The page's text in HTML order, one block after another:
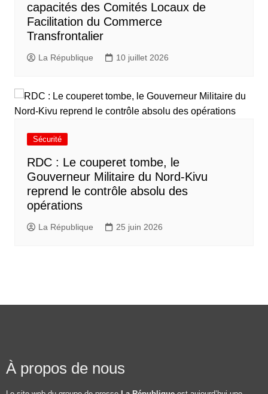
capacités des Comités Locaux de
Facilitation du Commerce
Transfrontalier
La République 10 juillet 2026
Sécurité
RDC : Le couperet tombe, le
Gouverneur Militaire du Nord-Kivu
reprend le contrôle absolu des
opérations
La République 25 juin 2026
À propos de nous